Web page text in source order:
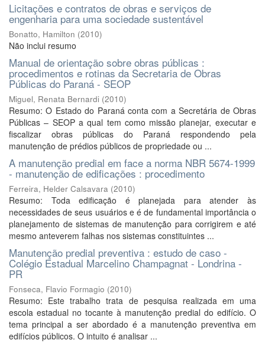
Licitações e contratos de obras e serviços de
engenharia para uma sociedade sustentável
Bonatto, Hamilton (2010)
Não inclui resumo
Manual de orientação sobre obras públicas :
procedimentos e rotinas da Secretaria de Obras
Públicas do Paraná - SEOP
Miguel, Renata Bernardi (2010)
Resumo: O Estado do Paraná conta com a Secretária de Obras
Públicas – SEOP a qual tem como missão planejar, executar e
fiscalizar obras públicas do Paraná respondendo pela
manutenção de prédios públicos de propriedade ou ...
A manutenção predial em face a norma NBR 5674-1999
- manutenção de edificações : procedimento
Ferreira, Helder Calsavara (2010)
Resumo: Toda edificação é planejada para atender às
necessidades de seus usuários e é de fundamental importância o
planejamento de sistemas de manutenção para corrigirem e até
mesmo anteverem falhas nos sistemas constituintes ...
Manutenção predial preventiva : estudo de caso -
Colégio Estadual Marcelino Champagnat - Londrina -
PR
Fonseca, Flavio Formagio (2010)
Resumo: Este trabalho trata de pesquisa realizada em uma
escola estadual no tocante à manutenção predial do edifício. O
tema principal a ser abordado é a manutenção preventiva em
edifícios públicos. O intuito é analisar ...